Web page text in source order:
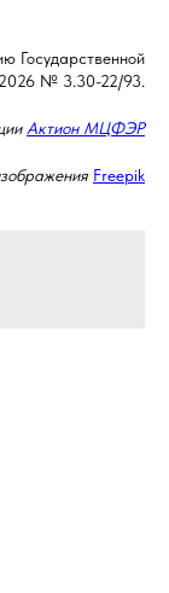
Государственной
№ 3.30-22/93.
Актион МЦФЭР
Freepik